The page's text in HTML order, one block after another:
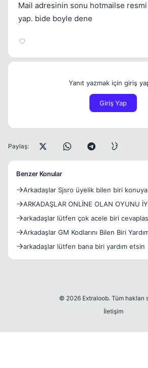
Mail adresinin sonu hotmailse
yap. bide boyle dene
Yanıt yazmak için giriş
Giriş Yap
Paylaş:
Benzer Konular
Arkadaşlar Sjsro üyelik bilen biri
ARKADAŞLAR ONLİNE OLAN OYUNU
LÜTFEN BAKSIN
arkadaşlar lütfen çok acele biri
Arkadaşlar GM Kodlarını Bilen Biri
arkadaşlar lütfen bana biri yardım etsin
© 2026 Extraloob. Tüm hakları
İletişim